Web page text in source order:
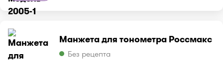
Манжета для тонометра Россмакс
Без рецепта